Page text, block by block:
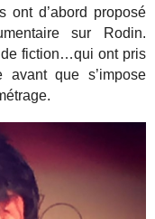
ont d’abord proposé
sur Rodin.
fiction…qui ont pris
que s’impose